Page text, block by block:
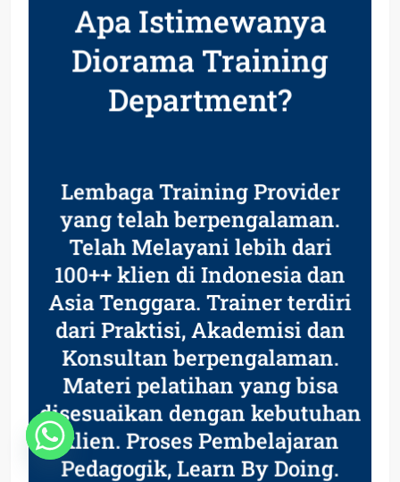
Apa Istimewanya
Diorama Training
Department?
Lembaga Training Provider
yang telah berpengalaman.
Telah Melayani lebih dari
100++ klien di Indonesia dan
Asia Tenggara. Trainer terdiri
dari Praktisi, Akademisi dan
Konsultan berpengalaman.
Materi pelatihan yang bisa
disesuaikan dengan kebutuhan
klien. Proses Pembelajaran
Pedagogik, Learn By Doing.